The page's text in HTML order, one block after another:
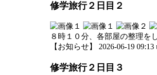
修学旅行２日目２
８時１０分、各部屋の整理を
【お知らせ】 2026-06-19 09:13
修学旅行２日目３